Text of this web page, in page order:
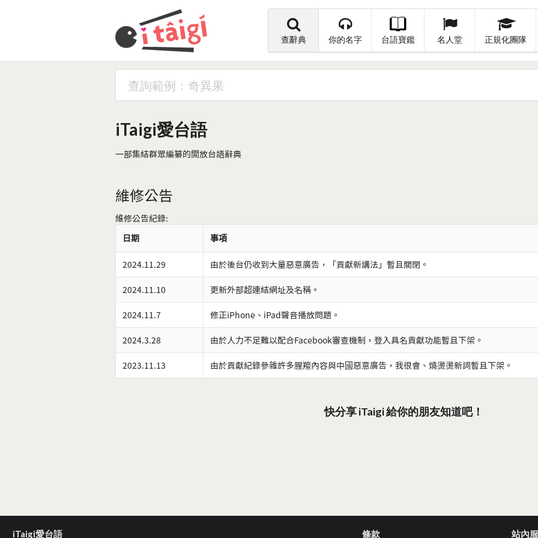
查辭典 你的名字 台語寶鑑 名人堂 正規化團隊
iTaigi愛台語
一部集結群眾編纂的開放台語辭典
維修公告
維修公告紀錄:
日期
事項
2024.11.29 由於後台仍收到大量惡意廣告，「貢獻新講法」暫且關閉。
2024.11.10 更新外部超連結網址及名稱。
2024.11.7 修正iPhone、iPad聲音播放問題。
2024.3.28 由於人力不足難以配合Facebook審查機制，登入具名貢獻功能暫且下架。
2023.11.13 由於貢獻紀錄參雜許多腥羶內容與中國惡意廣告，我很會、燒燙燙新詞暫且下架。
快分享 iTaigi 給你的朋友知道吧！
iTaigi愛台語 條款 站內